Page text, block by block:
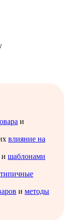
и
влияние на
и шаблонами
типичные
и методы